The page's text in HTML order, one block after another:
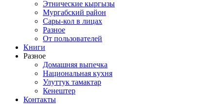
Этнические кыргызы
Мургабский район
Сары-кол в лицах
Разное
От пользователей
Книги
Разное
Домашняя выпечка
Национальная кухня
Улуттук тамактар
Кенештер
Контакты